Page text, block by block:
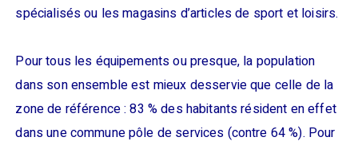
spécialisés ou les magasins d’articles de sport et loisirs.
Pour tous les équipements ou presque, la population
dans son ensemble est mieux desservie que celle de la
zone de référence : 83 % des habitants résident en effet
dans une commune pôle de services (contre 64 %). Pour